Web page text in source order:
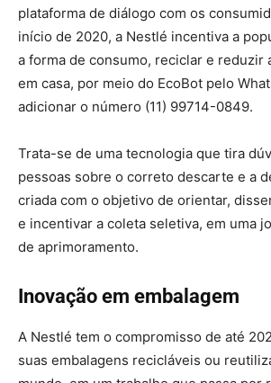
plataforma de diálogo com os
início de 2020, a Nestlé incentiva a
a forma de consumo, reciclar e reduzir
em casa, por meio do EcoBot pelo
adicionar o número (11) 99714-0849.
Trata-se de uma tecnologia que tira
pessoas sobre o correto descarte e a
criada com o objetivo de orientar,
e incentivar a coleta seletiva, em uma
de aprimoramento.
Inovação em embalagem
A Nestlé tem o compromisso de até
suas embalagens recicláveis ou